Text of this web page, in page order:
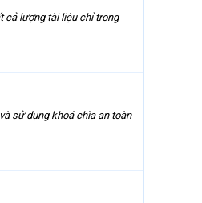
cả lượng tài liệu chỉ trong
sử dụng khoá chìa an toàn